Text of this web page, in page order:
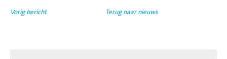
Vorig bericht Terug naar nieuws